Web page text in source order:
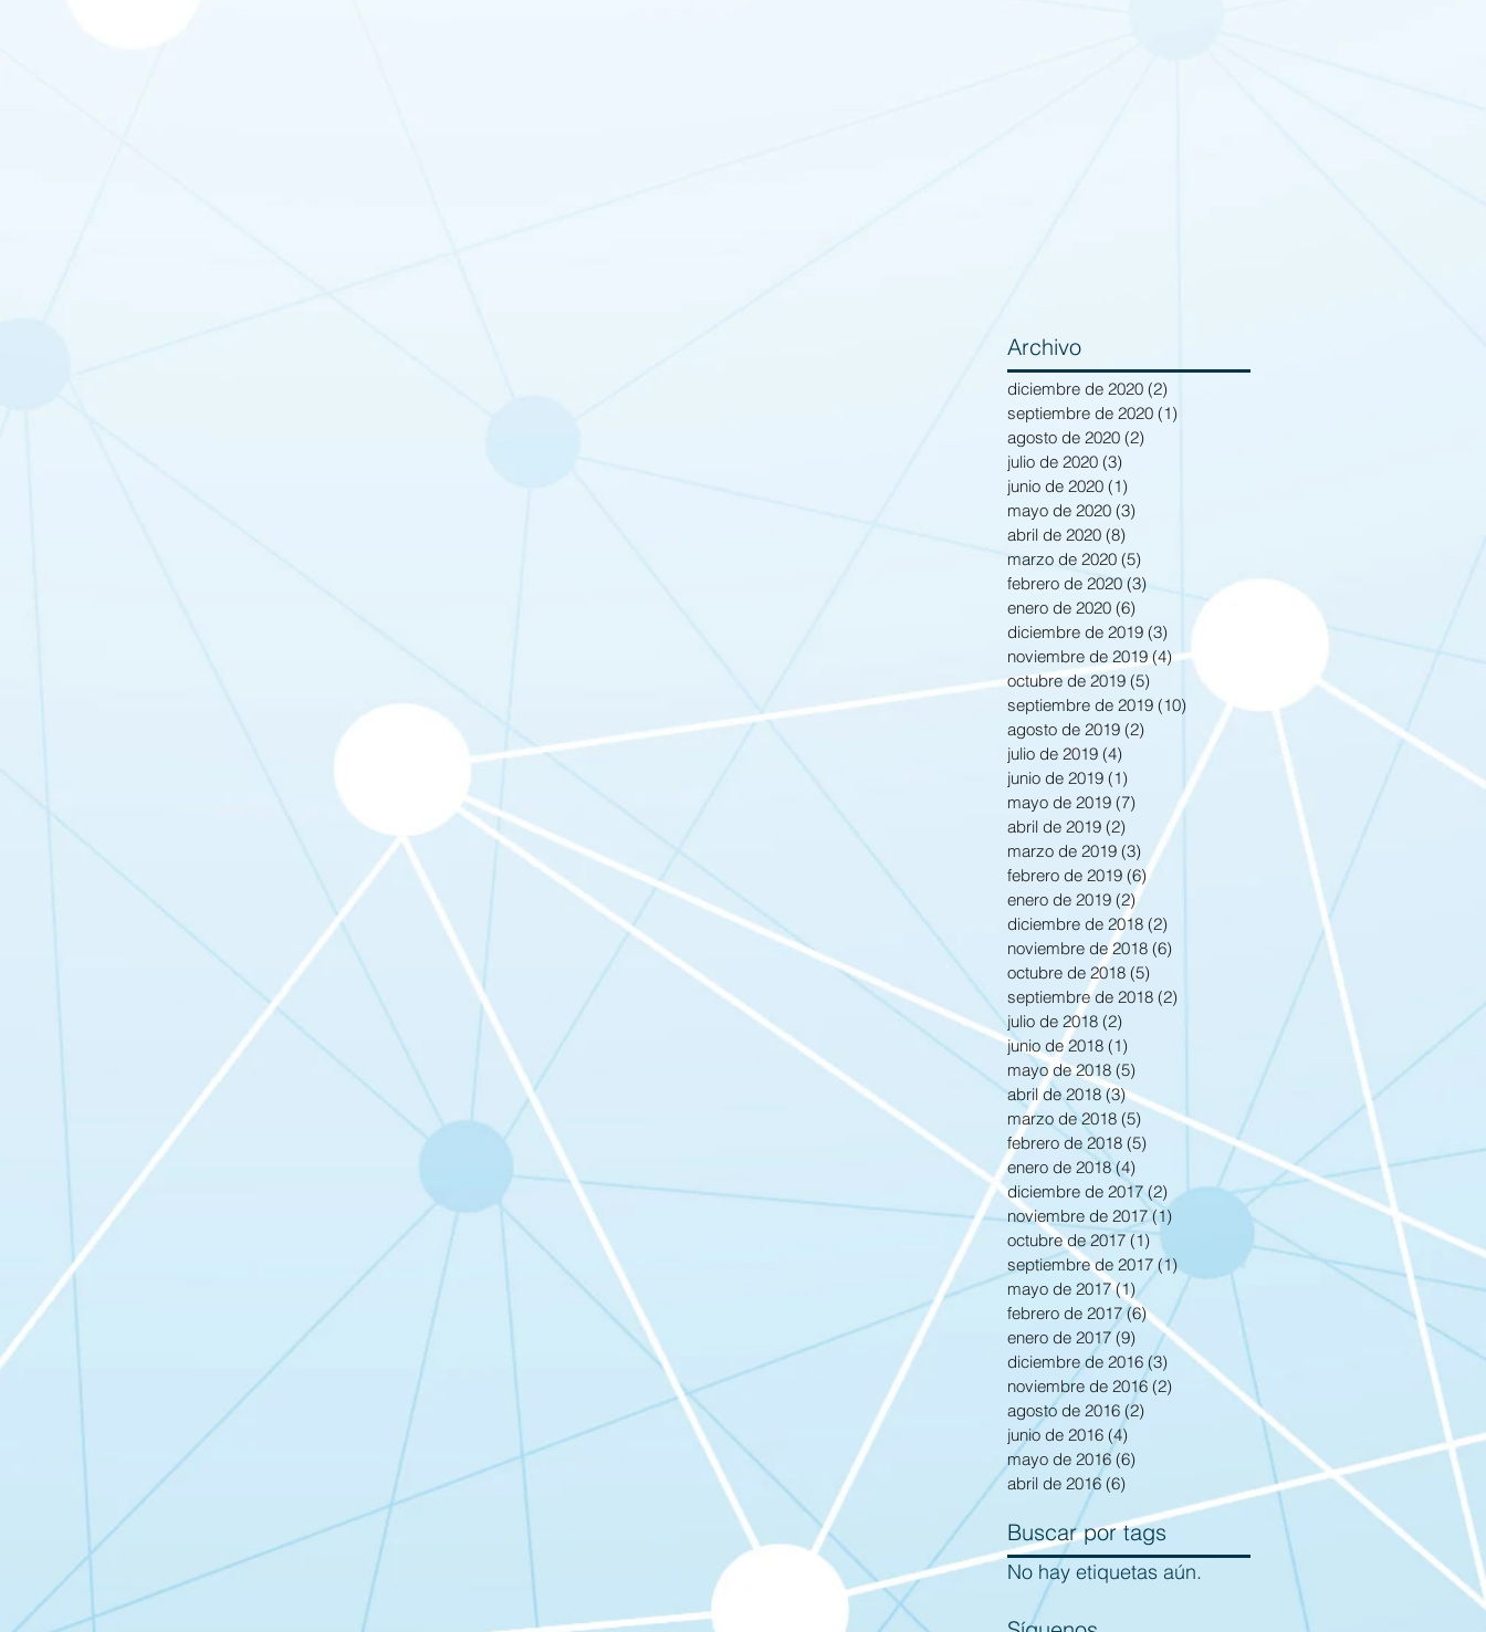
Archivo
diciembre de 2020 (2)
septiembre de 2020 (1)
agosto de 2020 (2)
julio de 2020 (3)
junio de 2020 (1)
mayo de 2020 (3)
abril de 2020 (8)
marzo de 2020 (5)
febrero de 2020 (3)
enero de 2020 (6) 6 entradas
diciembre de 2019 (3)
noviembre de 2019 (4)4 entradas
octubre de 2019 (5) 5 entradas
septiembre de 2019 (10) 10 entradas
agosto de 2019 (2) 2 entradas
julio de 2019 (4)
junio de 2019 (1) 1 entrada
mayo de 2019 (7) 7 entradas
abril de 2019 (2) 2 entradas
marzo de 2019 (3) 3 entradas
febrero de 2019 (6)6 entradas
enero de 2019 (2)2 entradas
diciembre de 2018 (2)
noviembre de 2018 (6)
octubre de 2018 (5)
septiembre de 2018 (2)
julio de 2018 (2)
junio de 2018 (1)
mayo de 2018 (5)
abril de 2018 (3)3 entradas
marzo de 2018 (5) 5 entradas
febrero de 2018 (5) 5 entradas
enero de 2018 (4)
diciembre de 2017 (2) 2 entradas
noviembre de 2017 (1)
octubre de 2017 (1)1 entrada
septiembre de 2017 (1) 1 entrada
mayo de 2017 (1)1 entrada
febrero de 2017 (6)6 entradas
enero de 2017 (9) 9 entradas
diciembre de 2016 (3) 3 entradas
noviembre de 2016 (2) 2 entradas
agosto de 2016 (2)
junio de 2016 (4)
mayo de 2016 (6)
abril de 2016 (6)
Buscar por tags
No hay etiquetas aún.